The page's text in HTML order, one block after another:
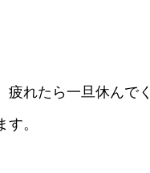
疲れたら一旦休んで
。